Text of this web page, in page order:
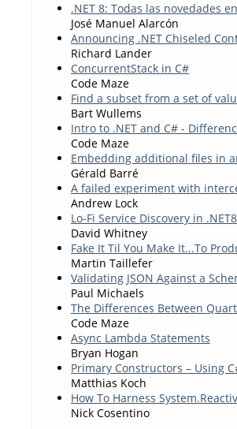
.NET 8: Todas las novedades
José Manuel Alarcón
Announcing .NET Chiseled
Richard Lander
ConcurrentStack in C#
Code Maze
Find a subset from a set of
Bart Wullems
Intro to .NET and C# -
Code Maze
Embedding additional files in
Gérald Barré
A failed experiment with
Andrew Lock
Lo-Fi Service Discovery in .NET8
David Whitney
Fake It Til You Make It...To
Martin Taillefer
Validating JSON Against a
Paul Michaels
The Differences Between
Code Maze
Async Lambda Statements
Bryan Hogan
Primary Constructors – Using
Matthias Koch
How To Harness
Nick Cosentino